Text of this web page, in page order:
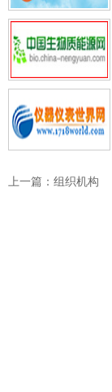
上一篇：组织机构